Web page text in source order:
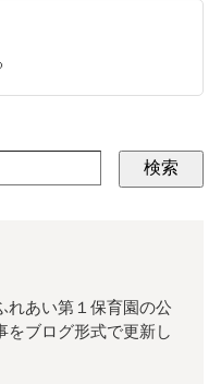
検索
れあい第１保育園の公
をブログ形式で更新し